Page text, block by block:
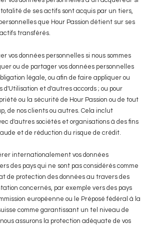
de ses actifs sont acquis par un tiers,
que Hour Passion détient sur ses
transférés.
vos données personnelles si nous sommes
ou de partager vos données personnelles
légale, ou afin de faire appliquer ou
d'Utilisation et d'autres accords ; ou pour
ou la sécurité de Hour Passion ou de tout
de nos clients ou autres. Cela inclut
d'autres sociétés et organisations à des fins
et de réduction du risque de crédit.
internationalement vos données
des pays qui ne sont pas considérés comme
de protection des données au travers des
concernés, par exemple vers des pays
européenne ou le Préposé fédéral à la
comme garantissant un tel niveau de
assurons la protection adéquate de vos